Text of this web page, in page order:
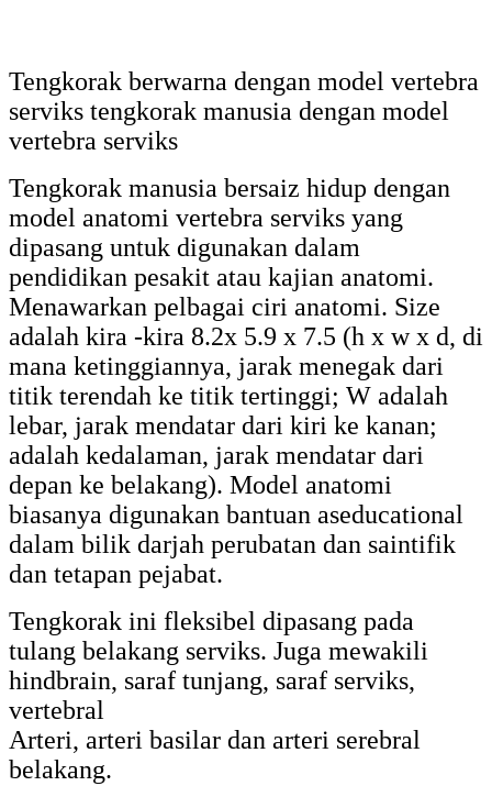
Tengkorak berwarna dengan model vertebra
serviks tengkorak manusia dengan model
vertebra serviks
Tengkorak manusia bersaiz hidup dengan
model anatomi vertebra serviks yang
dipasang untuk digunakan dalam
pendidikan pesakit atau kajian anatomi.
Menawarkan pelbagai ciri anatomi. Size
adalah kira -kira 8.2x 5.9 x 7.5 (h x w x d, di
mana ketinggiannya, jarak menegak dari
titik terendah ke titik tertinggi; W adalah
lebar, jarak mendatar dari kiri ke kanan;
adalah kedalaman, jarak mendatar dari
depan ke belakang). Model anatomi
biasanya digunakan bantuan aseducational
dalam bilik darjah perubatan dan saintifik
dan tetapan pejabat.
Tengkorak ini fleksibel dipasang pada
tulang belakang serviks. Juga mewakili
hindbrain, saraf tunjang, saraf serviks,
vertebral
Arteri, arteri basilar dan arteri serebral
belakang.